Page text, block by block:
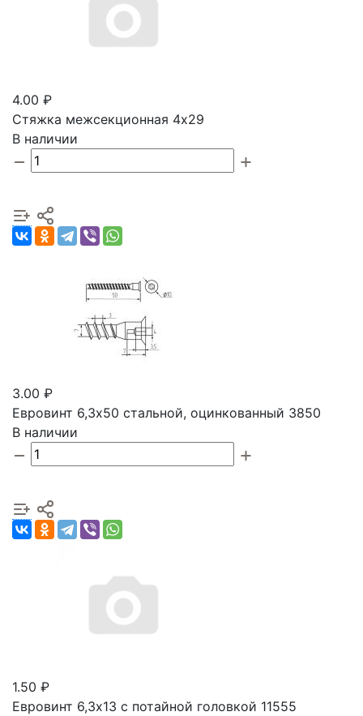
4.00 ₽
Стяжка межсекционная 4х29
В наличии
3.00 ₽
Евровинт 6,3х50 стальной, оцинкованный 3850
В наличии
1.50 ₽
Евровинт 6,3х13 с потайной головкой 11555